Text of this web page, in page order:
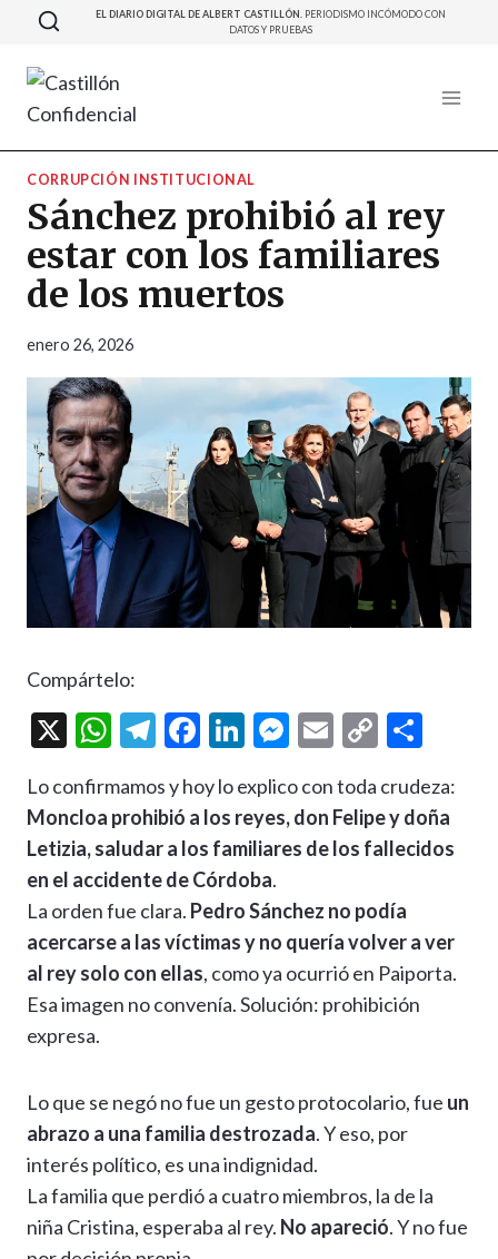
Saltar
contenido
EL DIARIO DIGITAL DE ALBERT CASTILLÓN. PERIODISMO INCÓMODO CON
DATOS Y PRUEBAS
CORRUPCIÓN INSTITUCIONAL
Sánchez prohibió al rey
estar con los familiares
de los muertos
enero 26, 2026
Compártelo:
X
W
at
s
A
p
p
T
e
gr
a
m
F
e
b
o
o
k
Li
ke
dI
n
M
se
n
er
E
ai
l
C
p
y
n
k
m
p
r
Lo confirmamos y hoy lo explico con toda crudeza:
Moncloa prohibió a los reyes, don Felipe y doña
Letizia, saludar a los familiares de los fallecidos
en el accidente de Córdoba.
La orden fue clara. Pedro Sánchez no podía
acercarse a las víctimas y no quería volver a ver
al rey solo con ellas, como ya ocurrió en Paiporta.
Esa imagen no convenía. Solución: prohibición
expresa.
Lo que se negó no fue un gesto protocolario, fue un
abrazo a una familia destrozada. Y eso, por
interés político, es una indignidad.
La familia que perdió a cuatro miembros, la de la
niña Cristina, esperaba al rey. No apareció. Y no fue